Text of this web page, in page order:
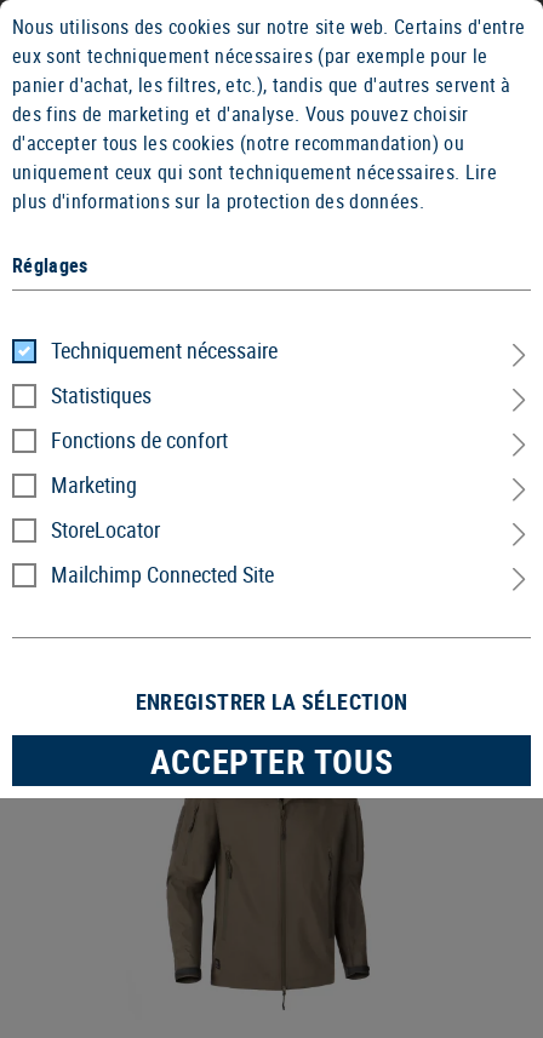
2 ANS DE GARANTIE 14 JOURS DE
Hardshell
Accueil Vêtements
1 Produits
VENTE
Nous utilisons des cookies sur notre site web. Certains d'entre
eux sont techniquement nécessaires (par exemple pour le
panier d'achat, les filtres, etc.), tandis que d'autres servent à
des fins de marketing et d'analyse. Vous pouvez choisir
d'accepter tous les cookies (notre recommandation) ou
uniquement ceux qui sont techniquement nécessaires. Lire
plus d'informations sur la protection des données.
Réglages
Techniquement nécessaire
Statistiques
Fonctions de confort
Marketing
StoreLocator
Mailchimp Connected Site
ENREGISTRER LA SÉLECTION
ACCEPTER TOUS